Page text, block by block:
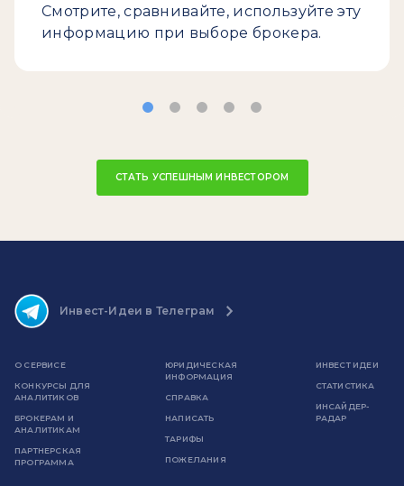
Смотрите, сравнивайте, используйте эту
информацию при выборе брокера.
СТАТЬ УСПЕШНЫМ ИНВЕСТОРОМ
Инвест-Идеи в Телеграм
О СЕРВИСЕ
КОНКУРСЫ ДЛЯ
АНАЛИТИКОВ
БРОКЕРАМ И
АНАЛИТИКАМ
ПАРТНЕРСКАЯ
ПРОГРАММА
ЮРИДИЧЕСКАЯ
ИНФОРМАЦИЯ
СПРАВКА
НАПИСАТЬ
ТАРИФЫ
ПОЖЕЛАНИЯ
ИНВЕСТ ИДЕИ
СТАТИСТИКА
ИНСАЙДЕР-
РАДАР